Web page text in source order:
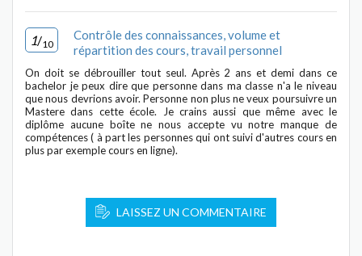
1/10
Contrôle des connaissances, volume et
répartition des cours, travail personnel
On doit se débrouiller tout seul. Après 2 ans et demi dans ce
bachelor je peux dire que personne dans ma classe n'a le niveau
que nous devrions avoir. Personne non plus ne veux poursuivre un
Mastere dans cette école. Je crains aussi que même avec le
diplôme aucune boîte ne nous accepte vu notre manque de
compétences ( à part les personnes qui ont suivi d'autres cours en
plus par exemple cours en ligne).
LAISSEZ UN COMMENTAIRE